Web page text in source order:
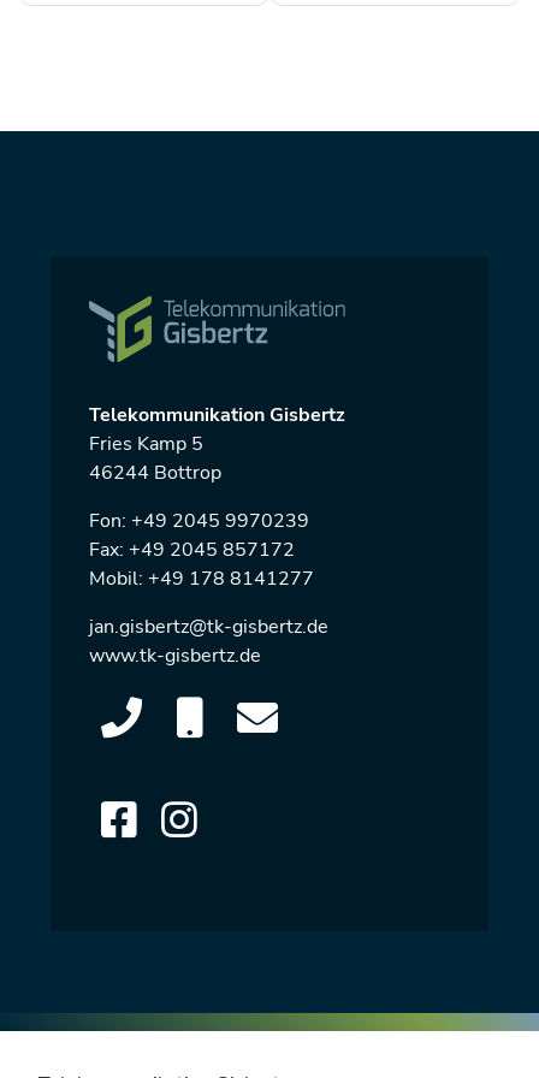
Telekommunikation Gisbertz
Fries Kamp 5
46244 Bottrop
Fon: +49 2045 9970239
Fax: +49 2045 857172
Mobil: +49 178 8141277
jan.gisbertz@tk-gisbertz.de
www.tk-gisbertz.de